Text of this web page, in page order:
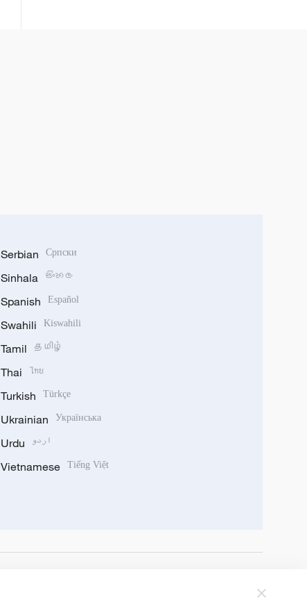
Serbian Српски
Sinhala සිංහල
Spanish Español
Swahili Kiswahili
Tamil தமிழ்
Thai ไทย
Turkish Türkçe
Ukrainian Українська
Urdu اردو
Vietnamese Tiếng Việt